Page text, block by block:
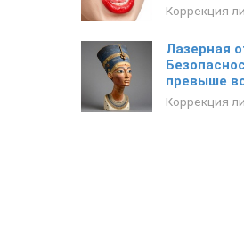
Коррекция
Лазерная
превыше
Коррекция